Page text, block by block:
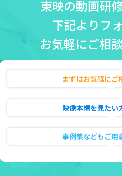
東映の動画研
下記よりフ
お気軽にご相
まずはお気軽にご
映像本編を見たい
事例集などもご用